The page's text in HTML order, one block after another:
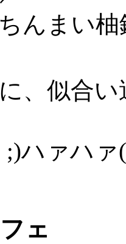
んまい
、似合
ハァハ
ェ